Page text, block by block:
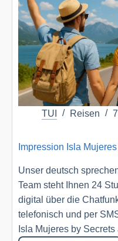
Beach
Hotels
Tui.com
DE
TUI Reisen
Impression Isla
Unser deutsch
Team steht Ihnen 24
digital über die
telefonisch und per
Isla Mujeres by